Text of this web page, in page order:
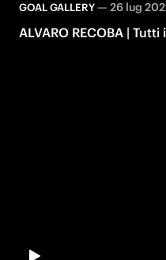
GOAL GALLERY— 26 lug
ALVARO RECOBA |